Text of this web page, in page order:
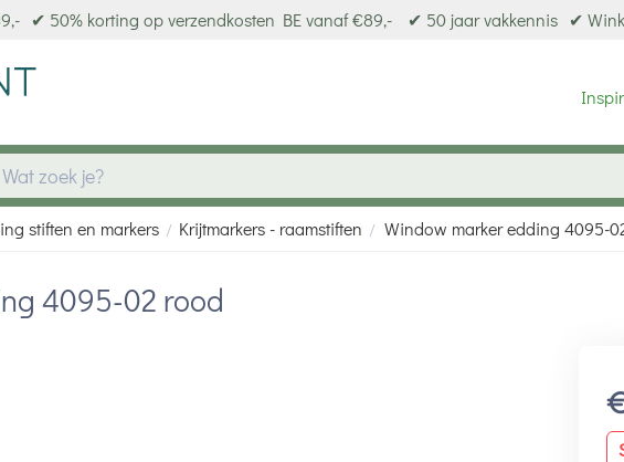
✔ 50% korting op verzendkosten BE vanaf €89,- ✔ 50 jaar vakkennis ✔
stiften en markers / Krijtmarkers - raamstiften / Window marker edding 4095-
4095-02 rood